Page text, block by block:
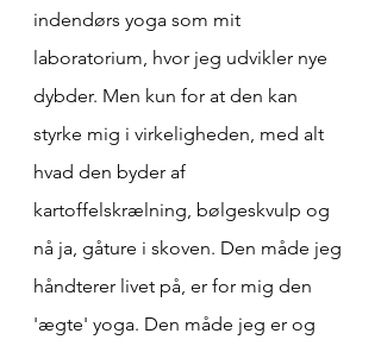
indendørs yoga som mit
laboratorium, hvor jeg udvikler nye
dybder. Men kun for at den kan
styrke mig i virkeligheden, med alt
hvad den byder af
kartoffelskrælning, bølgeskvulp og
nå ja, gåture i skoven. Den måde jeg
håndterer livet på, er for mig den
'ægte' yoga. Den måde jeg er og